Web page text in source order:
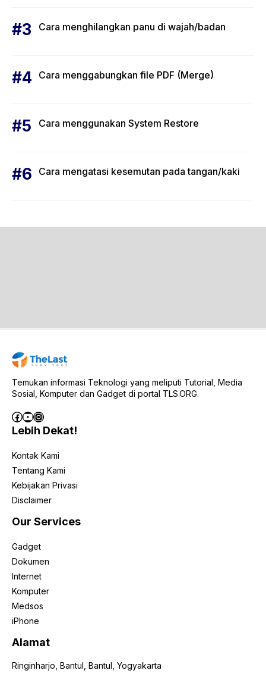
Cara menghilangkan panu di wajah/badan
Cara menggabungkan file PDF (Merge)
Cara menggunakan System Restore
Cara mengatasi kesemutan pada tangan/kaki
Temukan informasi Teknologi yang meliputi Tutorial, Media
Sosial, Komputer dan Gadget di portal TLS.ORG.
Facebook
YouTube
Instagram
Lebih Dekat!
Kontak Kami
Tentang Kami
Kebijakan Privasi
Disclaimer
Our Services
Gadget
Dokumen
Internet
Komputer
Medsos
iPhone
Alamat
Ringinharjo, Bantul, Bantul, Yogyakarta